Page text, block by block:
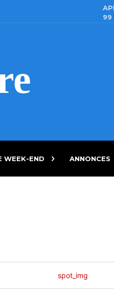
99
WEEK-END ANNONCES